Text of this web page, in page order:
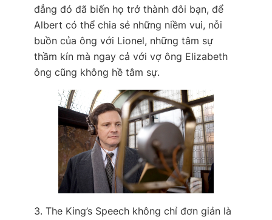
đẳng đó đã biến họ trở thành đôi bạn, để
Albert có thể chia sẻ những niềm vui, nỗi
buồn của ông với Lionel, những tâm sự
thầm kín mà ngay cả với vợ ông Elizabeth
ông cũng không hề tâm sự.
3. The King’s Speech không chỉ đơn giản là